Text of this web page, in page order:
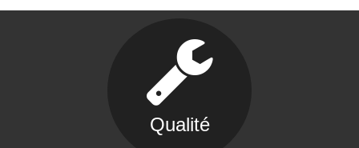
Qualité